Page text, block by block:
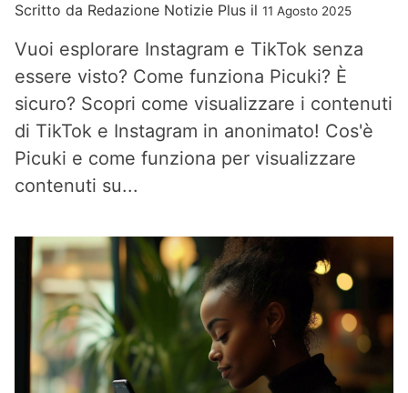
Scritto da Redazione Notizie Plus il 11 Agosto 2025
Vuoi esplorare Instagram e TikTok senza
essere visto? Come funziona Picuki? È
sicuro? Scopri come visualizzare i contenuti
di TikTok e Instagram in anonimato! Cos'è
Picuki e come funziona per visualizzare
contenuti su...